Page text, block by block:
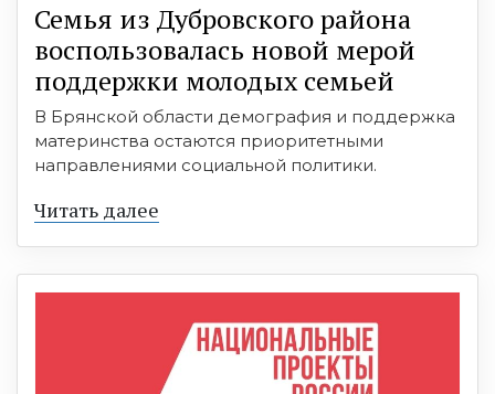
Семья из Дубровского района
воспользовалась новой мерой
поддержки молодых семьей
В Брянской области демография и поддержка
материнства остаются приоритетными
направлениями социальной политики.
Читать далее